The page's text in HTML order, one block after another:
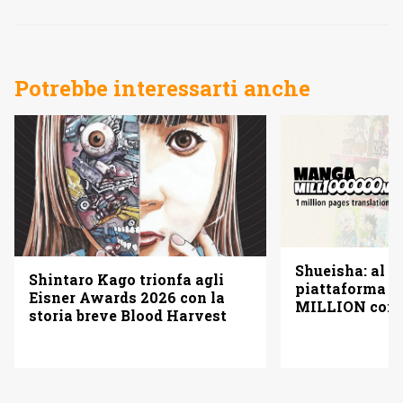
Potrebbe interessarti anche
Shintaro Kago trionfa agli
Eisner Awards 2026 con la
storia breve Blood Harvest
Shueisha: al
piattaforma
MILLION con